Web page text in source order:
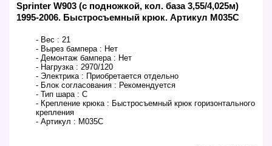
Sprinter W903 (с подножкой, кол. база 3,55/4,025м)
1995-2006. Быстросъемный крюк. Артикул M035C
- Вес : 21
- Вырез бампера : Нет
- Демонтаж бампера : Нет
- Нагрузка : 2970/120
- Электрика : Приобретается отдельно
- Блок согласования : Рекомендуется
- Тип шара : C
- Крепление крюка : Быстросъемный крюк горизонтального
крепления
- Артикул : M035C